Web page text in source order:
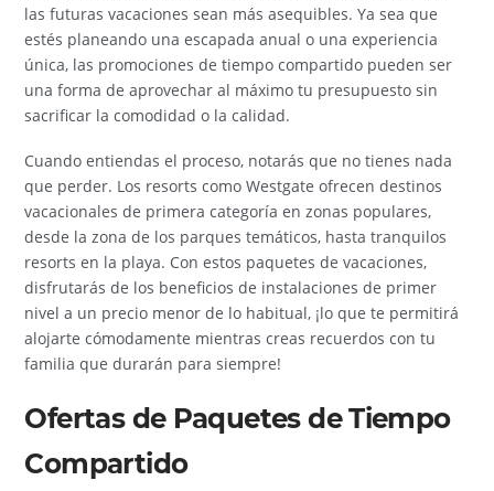
las futuras vacaciones sean más asequibles. Ya sea que
estés planeando una escapada anual o una experiencia
única, las promociones de tiempo compartido pueden ser
una forma de aprovechar al máximo tu presupuesto sin
sacrificar la comodidad o la calidad.
Cuando entiendas el proceso, notarás que no tienes nada
que perder. Los resorts como Westgate ofrecen destinos
vacacionales de primera categoría en zonas populares,
desde la zona de los parques temáticos, hasta tranquilos
resorts en la playa. Con estos paquetes de vacaciones,
disfrutarás de los beneficios de instalaciones de primer
nivel a un precio menor de lo habitual, ¡lo que te permitirá
alojarte cómodamente mientras creas recuerdos con tu
familia que durarán para siempre!
Ofertas de Paquetes de Tiempo
Compartido